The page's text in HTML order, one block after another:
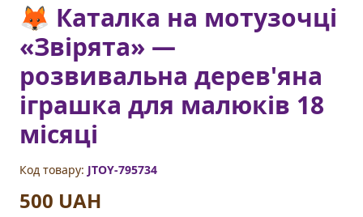
🦊 Каталка на мотузочці
«Звірята» —
розвивальна дерев'яна
іграшка для малюків 18
місяці
Код товару: JTOY-795734
500 UAH